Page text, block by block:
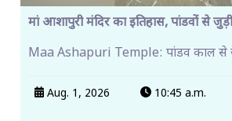
मां आशापुरी मंदिर का इतिहास, पांडवों से
Maa Ashapuri Temple: पांडव काल से
Aug. 1, 2026 10:45 a.m.